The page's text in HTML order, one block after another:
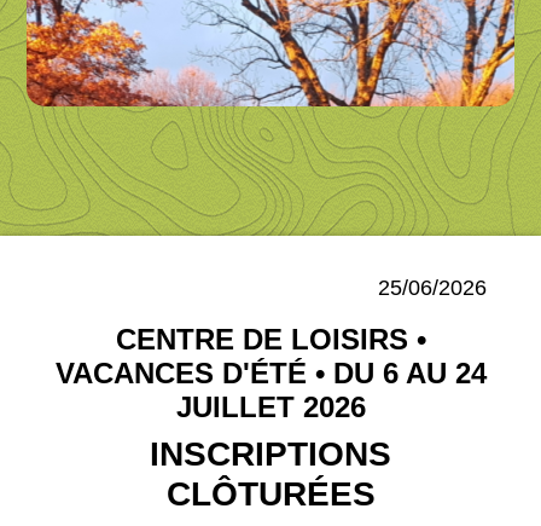
25/06/2026
CENTRE DE LOISIRS •
VACANCES D'ÉTÉ • DU 6 AU 24
JUILLET 2026
INSCRIPTIONS
CLÔTURÉES